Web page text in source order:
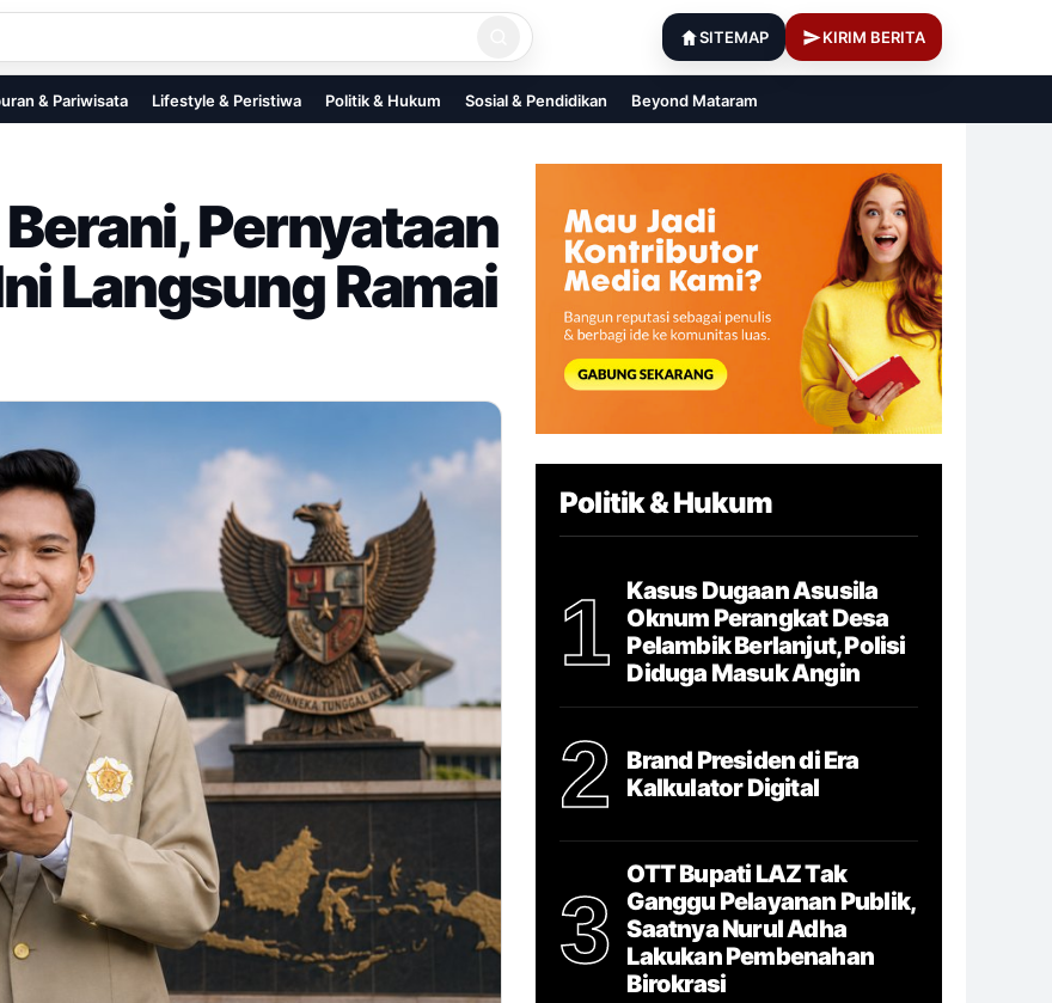
SITEMAP KIRIM BERITA
& Pariwisata Lifestyle & Peristiwa Politik & Hukum Sosial & Pendidikan Beyond Mataram
Pernyataan
Langsung Ramai
Politik & Hukum
1
Kasus Dugaan Asusila
Oknum Perangkat Desa
Pelambik Berlanjut, Polisi
Diduga Masuk Angin
2
Brand Presiden di Era
Kalkulator Digital
3
OTT Bupati LAZ Tak
Ganggu Pelayanan Publik,
Saatnya Nurul Adha
Lakukan Pembenahan
Birokrasi